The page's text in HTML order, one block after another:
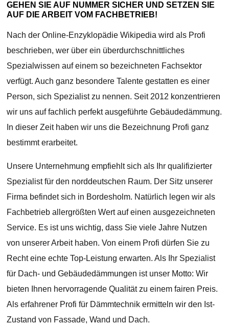
GEHEN SIE AUF NUMMER SICHER UND SETZEN SIE
AUF DIE ARBEIT VOM FACHBETRIEB!
Nach der Online-Enzyklopädie Wikipedia wird als Profi
beschrieben, wer über ein überdurchschnittliches
Spezialwissen auf einem so bezeichneten Fachsektor
verfügt. Auch ganz besondere Talente gestatten es einer
Person, sich Spezialist zu nennen. Seit 2012 konzentrieren
wir uns auf fachlich perfekt ausgeführte Gebäudedämmung.
In dieser Zeit haben wir uns die Bezeichnung Profi ganz
bestimmt erarbeitet.
Unsere Unternehmung empfiehlt sich als Ihr qualifizierter
Spezialist für den norddeutschen Raum. Der Sitz unserer
Firma befindet sich in Bordesholm. Natürlich legen wir als
Fachbetrieb allergrößten Wert auf einen ausgezeichneten
Service. Es ist uns wichtig, dass Sie viele Jahre Nutzen
von unserer Arbeit haben. Von einem Profi dürfen Sie zu
Recht eine echte Top-Leistung erwarten. Als Ihr Spezialist
für Dach- und Gebäudedämmungen ist unser Motto: Wir
bieten Ihnen hervorragende Qualität zu einem fairen Preis.
Als erfahrener Profi für Dämmtechnik ermitteln wir den Ist-
Zustand von Fassade, Wand und Dach.